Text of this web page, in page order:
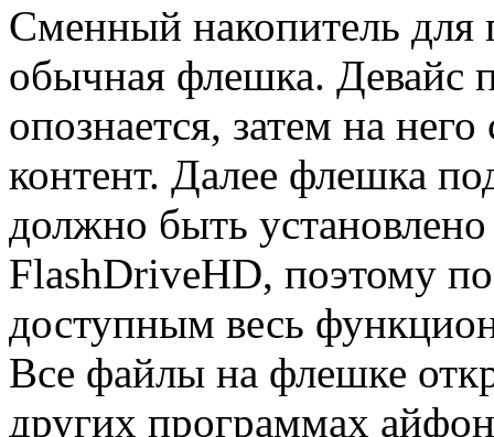
Сменный накопитель для
обычная флешка. Девайс
опознается, затем на
контент. Далее флешка
должно быть
FlashDriveHD, поэтому
доступным весь
Все файлы на флешке
других программах